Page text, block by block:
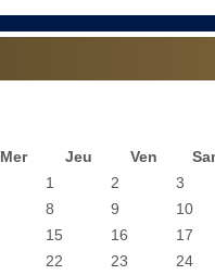
Mer Jeu Ven
1
2 3
8 9 10
15 16 17
22 23 24